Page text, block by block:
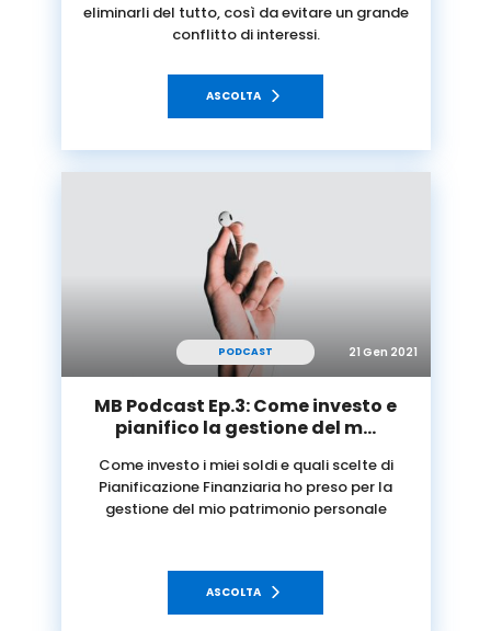
eliminarli del tutto, così da evitare un grande
conflitto di interessi.
ASCOLTA
PODCAST 21 Gen 2021
MB Podcast Ep.3: Come investo e
pianifico la gestione del m…
Come investo i miei soldi e quali scelte di
Pianificazione Finanziaria ho preso per la
gestione del mio patrimonio personale
ASCOLTA